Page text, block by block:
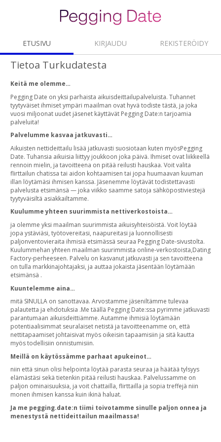
ETUSIVU KIRJAUDU REKISTERÖIDY
Tietoa Turkudatesta
Keitä me olemme…
Pegging Date on yksi parhaista aikuisdeittailupalveluista. Tuhannet
tyytyväiset ihmiset ympäri maailman ovat hyvä todiste tästä, ja joka
vuosi miljoonat uudet jäsenet käyttävät Pegging Date:n tarjoamia
palveluita!
Palvelumme kasvaa jatkuvasti…
Aikuisten nettideittailu lisää jatkuvasti suosiotaan kuten myösPegging
Date. Tuhansia aikuisia liittyy joukkoon joka päivä. Ihmiset ovat liikkeellä
rennoin mielin, ja tavoitteena on pitää reilusti hauskaa. Voit valita
flirttailun chatissa tai aidon kohtaamisen tai jopa huumaavan kuuman
illan löytämäsi ihmisen kanssa. Jäsenemme löytävät todistettavasti
palvelusta etsimänsä — joka viikko saamme satoja sähköpostiviestejä
tyytyväisiltä asiakkailtamme.
Kuulumme yhteen suurimmista nettiverkostoista…
ja olemme yksi maailman suurimmista aikuisyhteisöistä. Voit löytää
jopa ystäviäsi, työtovereitasi, naapureitasi ja luonnollisesti
paljonventovieraita ihmisiä etsimässä seuraa Pegging Date-sivustolta.
Kuulummehan yhteen maailman suurimmista online-verkostoista,Dating
Factory-perheeseen. Palvelu on kasvanut jatkuvasti ja sen tavoitteena
on tulla markkinajohtajaksi, ja auttaa jokaista jäsentään löytämään
etsimänsä .
Kuuntelemme aina…
mitä SINULLA on sanottavaa. Arvostamme jäseniltämme tulevaa
palautetta ja ehdotuksia .Me täällä Pegging Date:ssa pyrimme jatkuvasti
parantumaan aikuisdeittiämme. Autamme ihmisiä löytämään
potentiaalisimmat seuralaiset netistä ja tavoitteenamme on, että
nettitapaamiset johtaisivat myös oikeisin tapaamisiin ja sitä kautta
myös todellisiin onnistumisiin.
Meillä on käytössämme parhaat apukeinot…
niin että sinun olisi helpointa löytää parasta seuraa ja häätää tylsyys
elämästäsi sekä tietenkin pitää reilusti hauskaa. Palvelussamme on
paljon ominaisuuksia, ja voit chattailla, flirttailla ja sopia treffejä niin
monen ihmisen kanssa kuin ikinä haluat.
Ja me pegging.date:n tiimi toivotamme sinulle paljon onnea ja
menestystä nettideittailun maailmassa!